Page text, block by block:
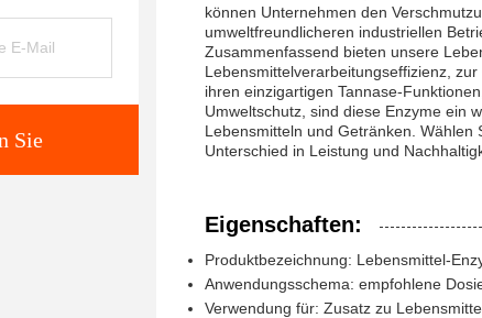
Sie
können Unternehmen den
umweltfreundlicheren industriellen
Zusammenfassend bieten unsere
Lebensmittelverarbeitungseffizienz,
ihren einzigartigen Tannase-
Umweltschutz, sind diese Enzyme ein
Lebensmitteln und Getränken.
Unterschied in Leistung und
Eigenschaften:
Produktbezeichnung: Lebensmittel-
Anwendungsschema: empfohlene
Verwendung für: Zusatz zu